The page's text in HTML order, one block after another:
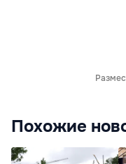
Похожие